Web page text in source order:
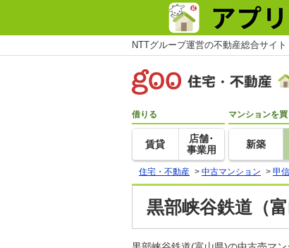
NTTグループ運営の不動産総合サイ
借りる
賃貸
店舗･
事業用
マンションを買
新築
住宅・不動産 > 中古マンション > 甲
黒部峡谷鉄道（